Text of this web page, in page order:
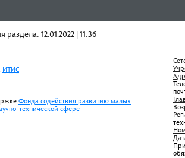
12.01.2022 | 11:36
ИТИС
Фонда содействия развитию малых
технической сфере